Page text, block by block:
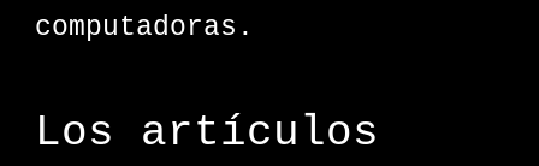
computadoras.
Los artículos